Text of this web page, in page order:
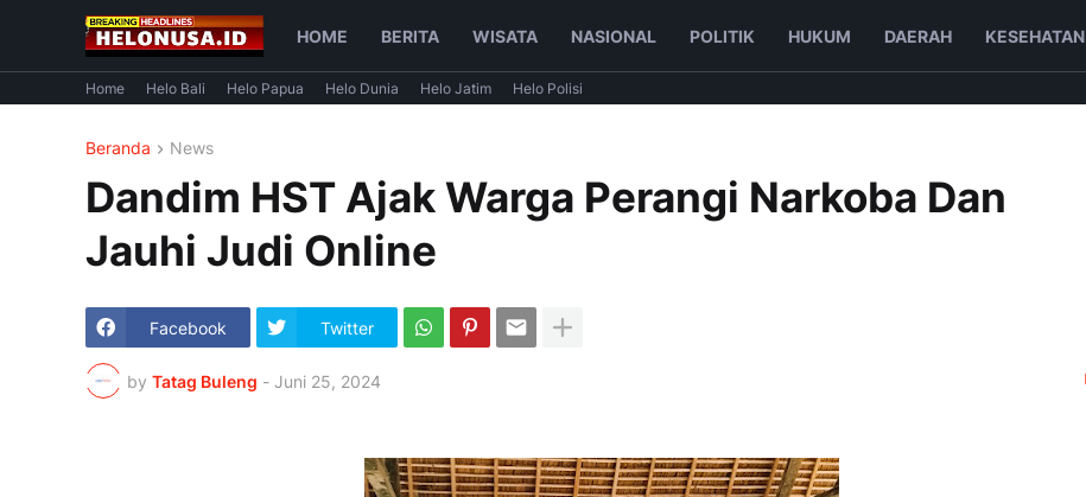
HOME BERITA WISATA NASIONAL POLITIK HUKUM DAERAH KESEHATAN
Home Helo Bali Helo Papua Helo Dunia Helo Jatim Helo Polisi
Beranda News
Dandim HST Ajak Warga Perangi Narkoba Dan
Jauhi Judi Online
Facebook Twitter
by Tatag Buleng - Juni 25, 2024